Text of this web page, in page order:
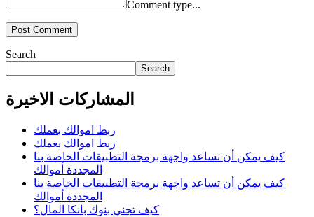
Comment type...
Post Comment
Search
Search
المشاركات الاخيرة
ربط اموالك بعملك
ربط اموالك بعملك
كيف يمكن أن تساعد واجهة برمجة التطبيقات الخاصة بنا
المجددة أموالك
كيف يمكن أن تساعد واجهة برمجة التطبيقات الخاصة بنا
المجددة أموالك
كيف تجني بنوك بانكا المال؟